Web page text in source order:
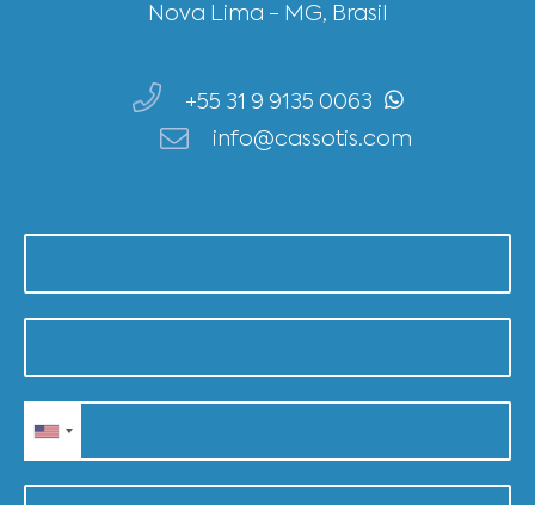
Nova Lima - MG, Brasil
+55 31 9 9135 0063
info@cassotis.com